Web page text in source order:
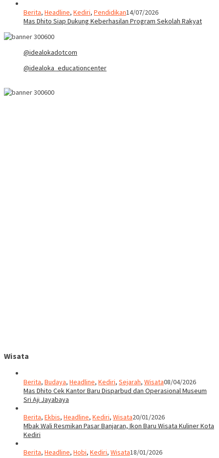
Berita, Headline, Kediri, Pendidikan14/07/2026
Mas Dhito Siap Dukung Keberhasilan Program Sekolah Rakyat
@idealokadotcom
@idealoka_educationcenter
Wisata
Berita, Budaya, Headline, Kediri, Sejarah, Wisata08/04/2026
Mas Dhito Cek Kantor Baru Disparbud dan Operasional Museum
Sri Aji Jayabaya
Berita, Ekbis, Headline, Kediri, Wisata20/01/2026
Mbak Wali Resmikan Pasar Banjaran, Ikon Baru Wisata Kuliner Kota
Kediri
Berita, Headline, Hobi, Kediri, Wisata18/01/2026